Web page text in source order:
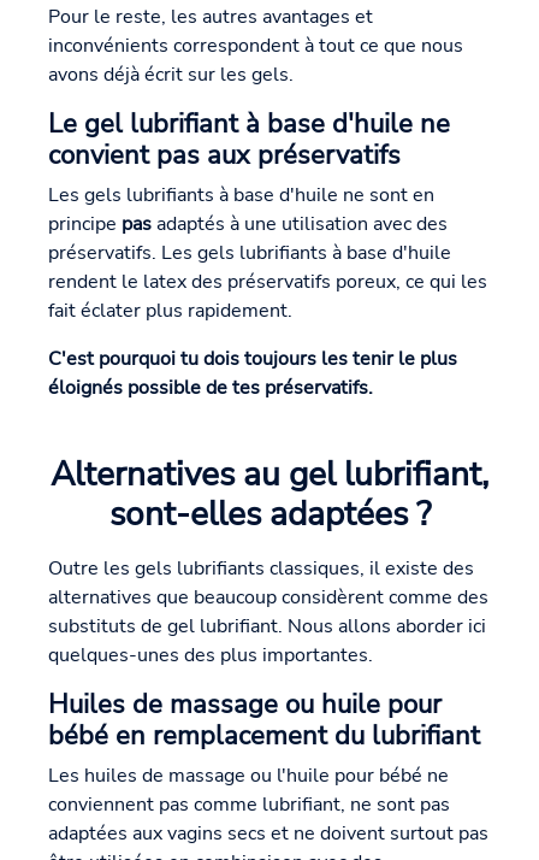
Pour le reste, les autres avantages et
inconvénients correspondent à tout ce que nous
avons déjà écrit sur les gels.
Le gel lubrifiant à base d'huile ne
convient pas aux préservatifs
Les gels lubrifiants à base d'huile ne sont en
principe pasadaptés à une utilisation avec des
préservatifs. Les gels lubrifiants à base d'huile
rendent le latex des préservatifs poreux, ce qui les
fait éclater plus rapidement.
C'est pourquoi tu dois toujours les tenir le plus
éloignés possible de tes préservatifs.
Alternatives au gel lubrifiant,
sont-elles adaptées ?
Outre les gels lubrifiants classiques, il existe des
alternatives que beaucoup considèrent comme des
substituts de gel lubrifiant. Nous allons aborder ici
quelques-unes des plus importantes.
Huiles de massage ou huile pour
bébé en remplacement du lubrifiant
Les huiles de massage ou l'huile pour bébé ne
conviennent pas comme lubrifiant, ne sont pas
adaptées aux vagins secs et ne doivent surtout pas